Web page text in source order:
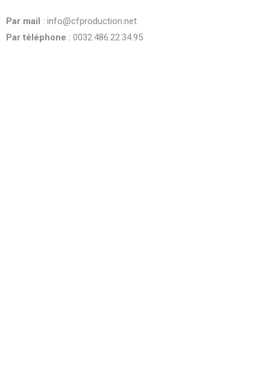
left
blank
Par mail : info@cfproduction.net
Par téléphone : 0032.486.22.34.95